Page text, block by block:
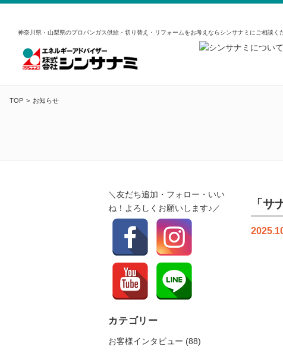
神奈川県・山梨県のプロパンガス供給・切り替え・リフォームをお考えならシンサナミにご相談く
TOP お知らせ
「サ
＼友だち追加・フォロー・いい
ね！よろしくお願いします♪／
カテゴリー
お客様インタビュー (88)